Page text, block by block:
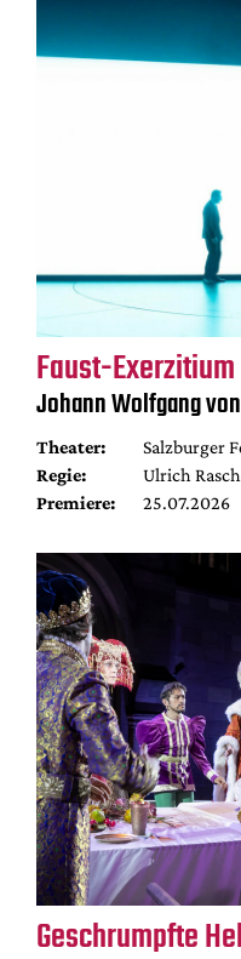
Faust-Exerzitium
Johann Wolfgang
Theater:
Salzburger
Regie:
Ulrich
Premiere:
25.07.2026
Geschrumpfte